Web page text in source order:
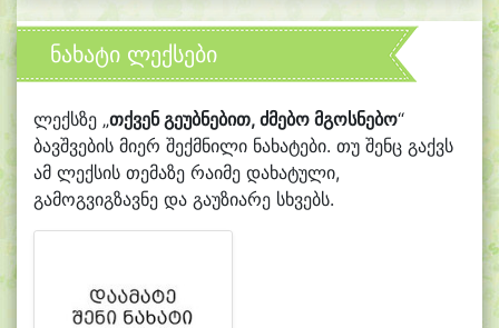
ნახატი ლექსები
ლექსზე „თქვენ გეუბნებით, ძმებო მგოსნებო“
ბავშვების მიერ შექმნილი ნახატები. თუ შენც გაქვს
ამ ლექსის თემაზე რაიმე დახატული,
გამოგვიგზავნე და გაუზიარე სხვებს.